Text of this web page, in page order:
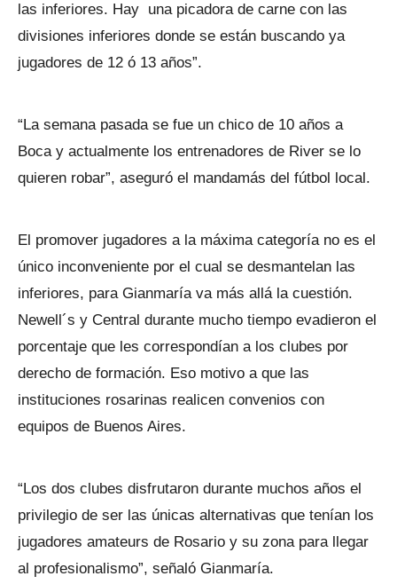
las inferiores. Hay una picadora de carne con las
divisiones inferiores donde se están buscando ya
jugadores de 12 ó 13 años”.
“La semana pasada se fue un chico de 10 años a
Boca y actualmente los entrenadores de River se lo
quieren robar”, aseguró el mandamás del fútbol local.
El promover jugadores a la máxima categoría no es el
único inconveniente por el cual se desmantelan las
inferiores, para Gianmaría va más allá la cuestión.
Newell´s y Central durante mucho tiempo evadieron el
porcentaje que les correspondían a los clubes por
derecho de formación. Eso motivo a que las
instituciones rosarinas realicen convenios con
equipos de Buenos Aires.
“Los dos clubes disfrutaron durante muchos años el
privilegio de ser las únicas alternativas que tenían los
jugadores amateurs de Rosario y su zona para llegar
al profesionalismo”, señaló Gianmaría.